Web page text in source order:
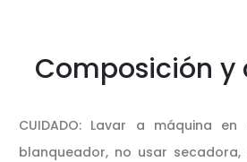
Composición y
CUIDADO: Lavar a máquina
blanqueador, no usar